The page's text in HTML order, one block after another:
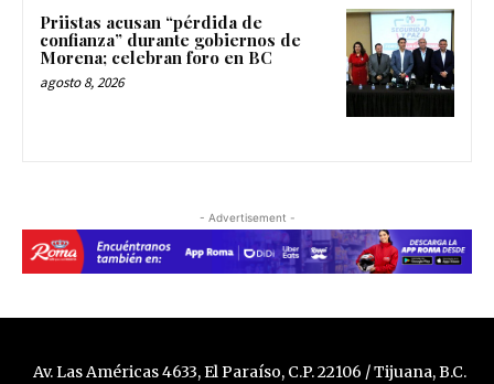
Priistas acusan “pérdida de
confianza” durante gobiernos de
Morena; celebran foro en BC
agosto 8, 2026
- Advertisement -
Av. Las Américas 4633, El Paraíso, C.P. 22106 / Tijuana, B.C.